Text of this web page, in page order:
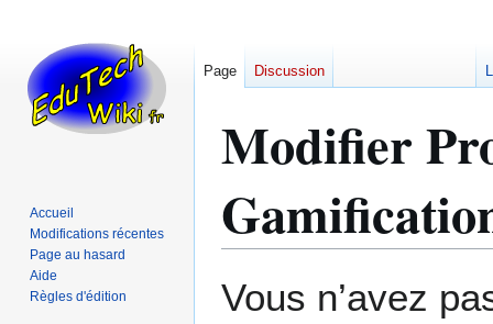
Modifier
àà
Vous n’avez
Page Discussion
Accueil
Modifications récentes
Page au hasard
Aide
Règles d'édition